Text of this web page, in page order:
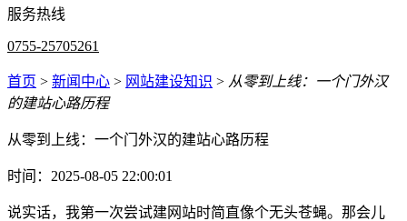
服务热线
0755-25705261
首页 > 新闻中心 > 网站建设知识 > 从零到上线：一个门外汉
的建站心路历程
从零到上线：一个门外汉的建站心路历程
时间：2025-08-05 22:00:01
说实话，我第一次尝试建网站时简直像个无头苍蝇。那会儿